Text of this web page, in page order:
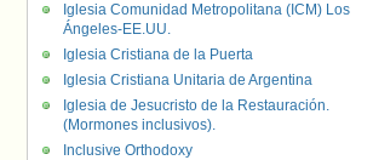
Iglesia Comunidad Metropolitana (ICM) Los
Ángeles-EE.UU.
Iglesia Cristiana de la Puerta
Iglesia Cristiana Unitaria de Argentina
Iglesia de Jesucristo de la Restauración.
(Mormones inclusivos).
Inclusive Orthodoxy